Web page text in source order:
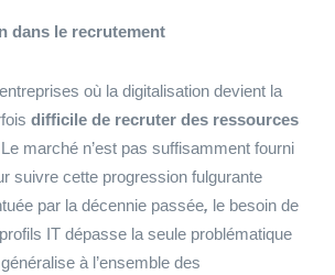
dans le recrutement
où la digitalisation devient la
difficile de recruter des ressources
marché n’est pas suffisamment fourni
suivre cette progression fulgurante
par la décennie passée, le besoin de
IT dépasse la seule problématique
à l’ensemble des